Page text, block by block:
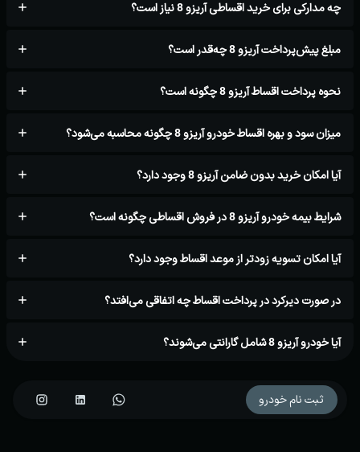
چه مدارکی برای خرید اقساطی آریزو 8 نیاز است؟
مبلغ پیش‌پرداخت آریزو 8 چه‌قدر است؟
نحوه پرداخت اقساط آریزو 8 چگونه است؟
میزان سود و بهره اقساط خودرو آریزو 8 چگونه محاسبه می‌شود؟
آیا امکان خرید بدون ضامن آریزو 8 وجود دارد؟
شرایط بیمه خودرو آریزو 8 در فروش اقساطی چگونه است؟
آیا امکان تسویه زودتر از موعد اقساط وجود دارد؟
در صورت دیرکرد در پرداخت اقساط چه اتفاقی می‌افتد؟
آیا خودرو آریزو 8 شامل گارانتی می‌شوند؟
ثبت نام خودرو